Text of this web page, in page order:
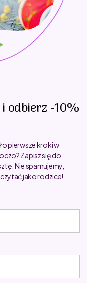
i odbierz -10%
pierwsze kroki w
Zapisz się do
Nie spamujemy,
jako rodzice!